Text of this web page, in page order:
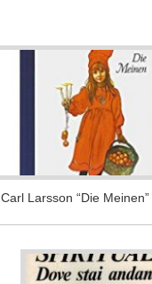
Carl Larsson “Die Meinen”